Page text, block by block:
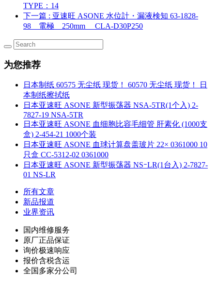
TYPE：14
下一篇 : 亚速旺 ASONE 水位計・漏液検知 63-1828-
98 電極 250mm CLA-D30P250
为您推荐
日本制纸 60575 无尘纸 现货！ 60570 无尘纸 现货！ 日
本制纸擦拭纸
日本亚速旺 ASONE 新型振荡器 NSA-5TR(1个入) 2-
7827-19 NSA-5TR
日本亚速旺 ASONE 血细胞比容毛细管 肝素化 (1000支
盒) 2-454-21 1000个装
日本亚速旺 ASONE 血球计算盘盖玻片 22× 0361000 10
只盒 CC-5312-02 0361000
日本亚速旺 ASONE 新型振荡器 NSｰLR(1台入) 2-7827-
01 NS-LR
所有文章
新品报道
业界资讯
国内维修服务
原厂正品保证
询价极速响应
报价含税含运
全国多家分公司